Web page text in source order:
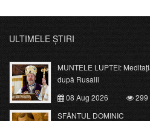
ULTIMELE ȘTIRI
MUNTELE LUPTEI:
după Rusalii
08 Aug 2026
299
SFÂNTUL DOMINIC